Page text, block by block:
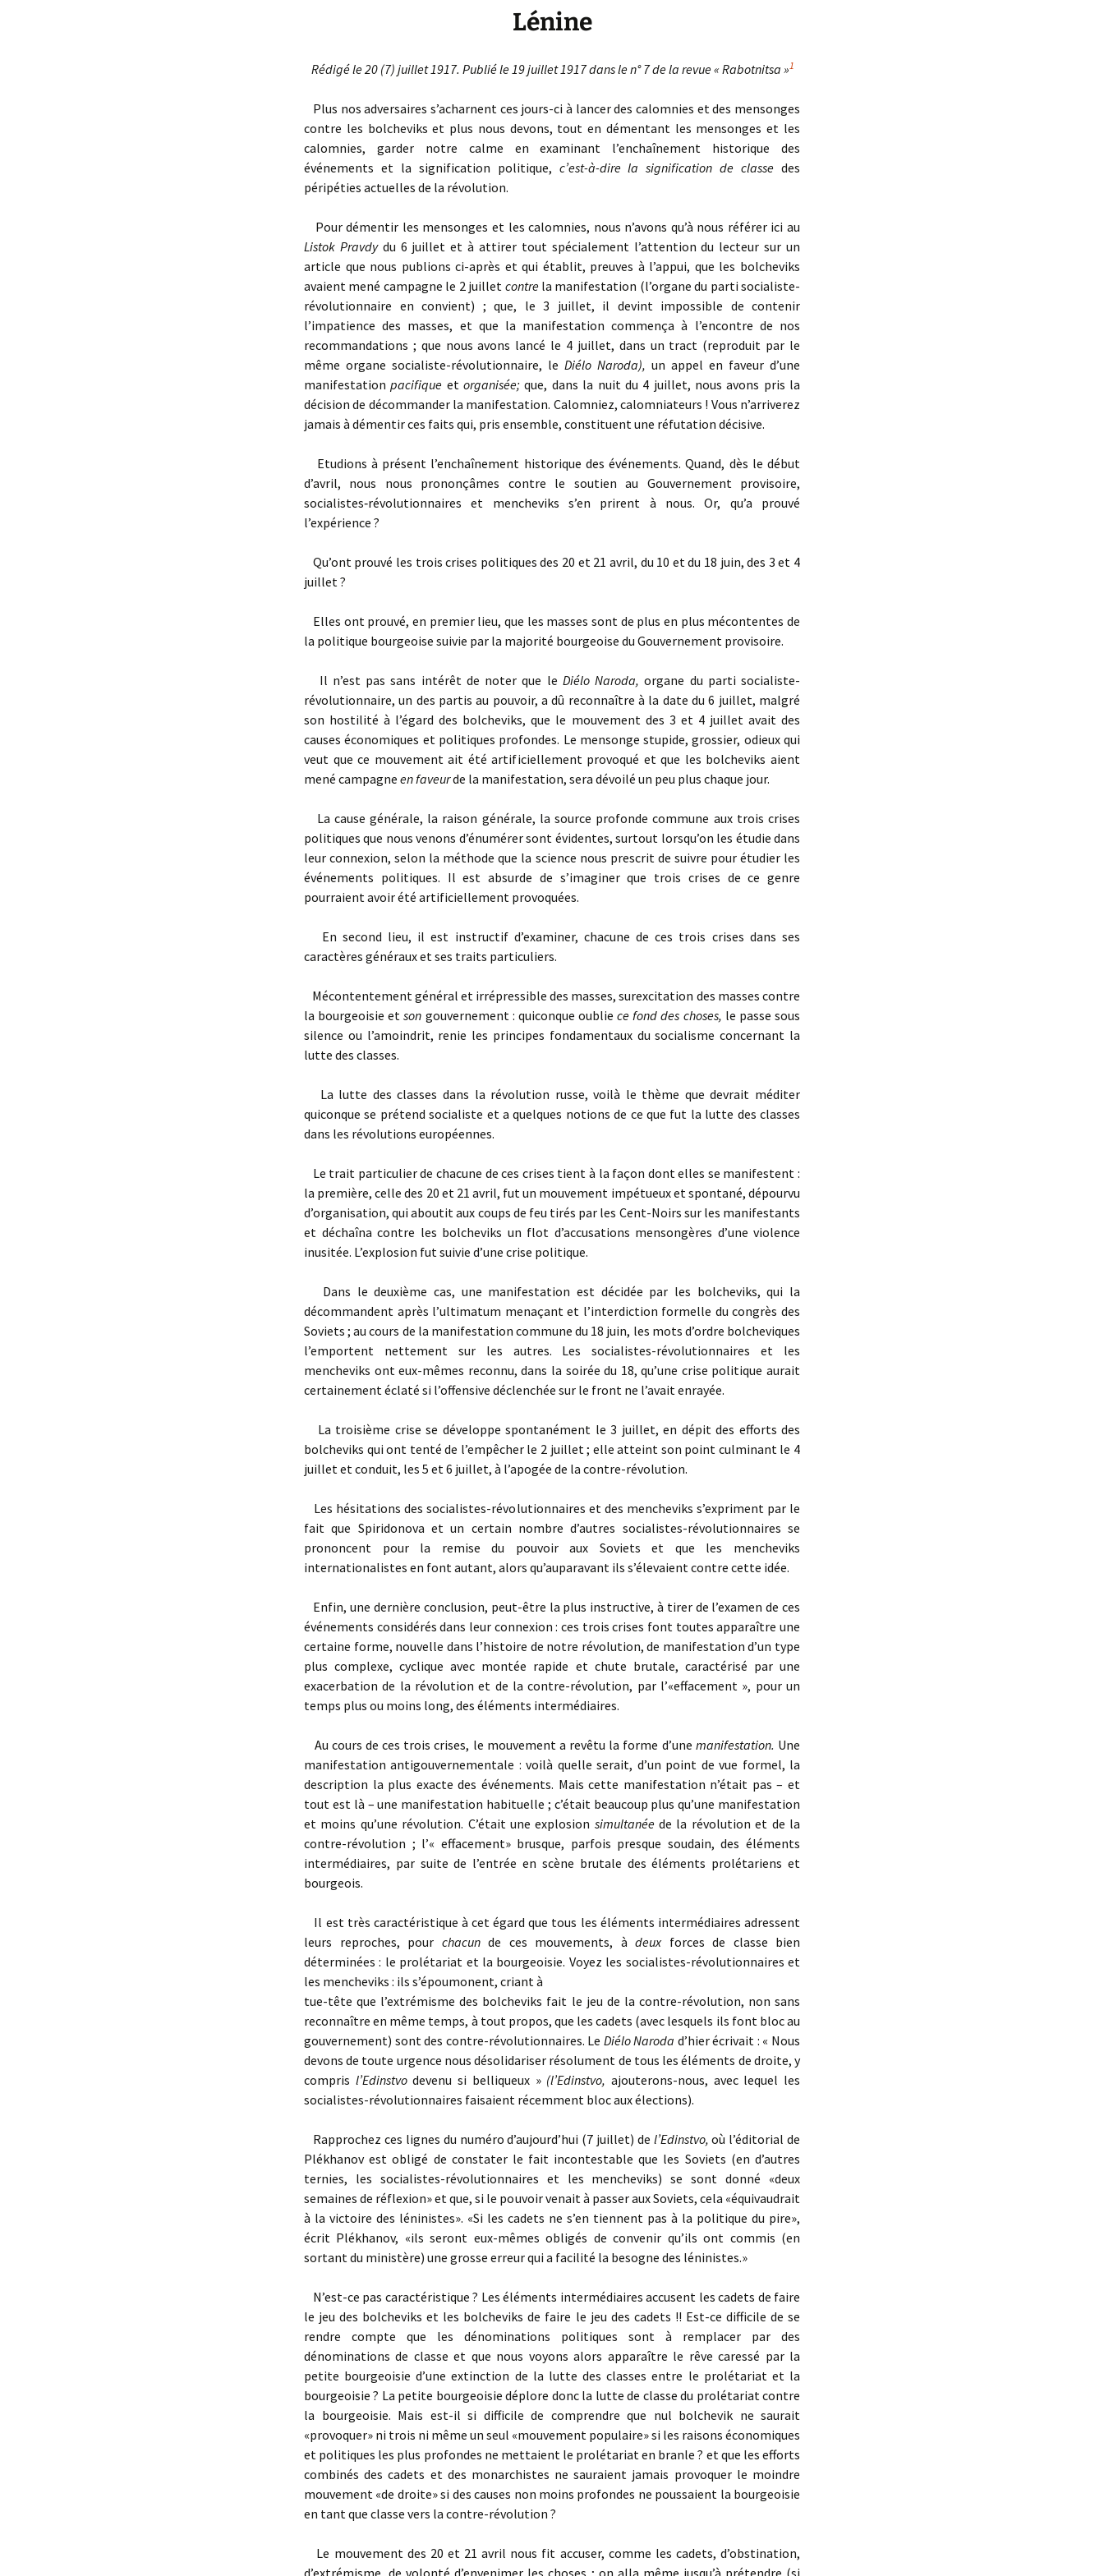
Lénine
Rédigé le 20 (7) juillet 1917. Publié le 19 juillet 1917 dans le n° 7 de la revue « Rabotnitsa »1
Plus nos adversaires s’acharnent ces jours-ci à lancer des calomnies et des mensonges
contre les bolcheviks et plus nous devons, tout en démentant les mensonges et les
calomnies, garder notre calme en examinant l’enchaînement historique des
événements et la signification politique, c’est-à-dire la signification de classe des
péripéties actuelles de la révolution.
Pour démentir les mensonges et les calomnies, nous n’avons qu’à nous référer ici au
Listok Pravdy du 6 juillet et à attirer tout spécialement l’attention du lecteur sur un
article que nous publions ci-après et qui établit, preuves à l’appui, que les bolcheviks
avaient mené campagne le 2 juillet contre la manifestation (l’organe du parti socialiste-
révolutionnaire en convient) ; que, le 3 juillet, il devint impossible de contenir
l’impatience des masses, et que la manifestation commença à l’encontre de nos
recommandations ; que nous avons lancé le 4 juillet, dans un tract (reproduit par le
même organe socialiste-révolutionnaire, le Diélo Naroda), un appel en faveur d’une
manifestationpacifique etorganisée;que, dans la nuit du 4 juillet, nous avons pris la
décision de décommander la manifestation. Calomniez, calomniateurs ! Vous n’arriverez
jamais à démentir ces faits qui, pris ensemble, constituent une réfutation décisive.
Etudions à présent l’enchaînement historique des événements. Quand, dès le début
d’avril, nous nous prononçâmes contre le soutien au Gouvernement provisoire,
socialistes‑révolutionnaires et mencheviks s’en prirent à nous. Or, qu’a prouvé
l’expérience ?
Qu’ont prouvé les trois crises politiques des 20 et 21 avril, du 10 et du 18 juin, des 3 et 4
juillet ?
Elles ont prouvé, en premier lieu, que les masses sont de plus en plus mécontentes de
la politique bourgeoise suivie par la majorité bourgeoise du Gouvernement provisoire.
Il n’est pas sans intérêt de noter que le Diélo Naroda,organe du parti socialiste-
révolutionnaire, un des partis au pouvoir, a dû reconnaître à la date du 6 juillet, malgré
son hostilité à l’égard des bolcheviks, que le mouvement des 3 et 4 juillet avait des
causes économiques et politiques profondes. Le mensonge stupide, grossier, odieux qui
veut que ce mouvement ait été artificiellement provoqué et que les bolcheviks aient
mené campagne en faveurde la manifestation, sera dévoilé un peu plus chaque jour.
La cause générale, la raison générale, la source profonde commune aux trois crises
politiques que nous venons d’énumérer sont évidentes, surtout lorsqu’on les étudie dans
leur connexion, selon la méthode que la science nous prescrit de suivre pour étudier les
événements politiques. Il est absurde de s’imaginer que trois crises de ce genre
pourraient avoir été artificiellement provoquées.
En second lieu, il est instructif d’examiner, chacune de ces trois crises dans ses
caractères généraux et ses traits particuliers.
Mécontentement général et irrépressible des masses, surexcitation des masses contre
la bourgeoisie etson gouvernement : quiconque oubliece fond des choses, le passe sous
silence ou l’amoindrit, renie les principes fondamentaux du socialisme concernant la
lutte des classes.
La lutte des classes dans la révolution russe, voilà le thème que devrait méditer
quiconque se prétend socialiste et a quelques notions de ce que fut la lutte des classes
dans les révolutions européennes.
Le trait particulier de chacune de ces crises tient à la façon dont elles se manifestent :
la première, celle des 20 et 21 avril, fut un mouvement impétueux et spontané, dépourvu
d’organisation, qui aboutit aux coups de feu tirés par les Cent-Noirs sur les manifestants
et déchaîna contre les bolcheviks un flot d’accusations mensongères d’une violence
inusitée. L’explosion fut suivie d’une crise politique.
Dans le deuxième cas, une manifestation est décidée par les bolcheviks, qui la
décommandent après l’ultimatum menaçant et l’interdiction formelle du congrès des
Soviets ; au cours de la manifestation commune du 18 juin, les mots d’ordre bolcheviques
l’emportent nettement sur les autres. Les socialistes-révolutionnaires et les
mencheviks ont eux-mêmes reconnu, dans la soirée du 18, qu’une crise politique aurait
certainement éclaté si l’offensive déclenchée sur le front ne l’avait enrayée.
La troisième crise se développe spontanément le 3 juillet, en dépit des efforts des
bolcheviks qui ont tenté de l’empêcher le 2 juillet ; elle atteint son point culminant le 4
juillet et conduit, les 5 et 6 juillet, à l’apogée de la contre-révolution.
Les hésitations des socialistes-révolutionnaires et des mencheviks s’expriment par le
fait que Spiridonova et un certain nombre d’autres socialistes-révolutionnaires se
prononcent pour la remise du pouvoir aux Soviets et que les mencheviks
internationalistes en font autant, alors qu’auparavant ils s’élevaient contre cette idée.
Enfin, une dernière conclusion, peut-être la plus instructive, à tirer de l’examen de ces
événements considérés dans leur connexion : ces trois crises font toutes apparaître une
certaine forme, nouvelle dans l’histoire de notre révolution, de manifestation d’un type
plus complexe, cyclique avec montée rapide et chute brutale, caractérisé par une
exacerbation de la révolution et de la contre-révolution, par l’«effacement », pour un
temps plus ou moins long, des éléments intermédiaires.
Au cours de ces trois crises, le mouvement a revêtu la forme d’une manifestation. Une
manifestation anti­gouvernementale : voilà quelle serait, d’un point de vue formel, la
description la plus exacte des événements. Mais cette manifestation n’était pas – et
tout est là – une manifestation habituelle ; c’était beaucoup plus qu’une manifestation
et moins qu’une révolution. C’était une explosion simultanéede la révolution et de la
contre-révolution ; l’« effacement» brusque, parfois presque soudain, des éléments
intermédiaires, par suite de l’entrée en scène brutale des éléments prolétariens et
bourgeois.
Il est très caractéristique à cet égard que tous les éléments intermédiaires adressent
leurs reproches, pour chacunde ces mouvements, à deuxforces de classe bien
déterminées : le prolétariat et la bourgeoisie. Voyez les socialistes-révolutionnaires et
les mencheviks : ils s’époumonent, criant à
tue-tête que l’extrémisme des bolcheviks fait le jeu de la contre-révolution, non sans
reconnaître en même temps, à tout propos, que les cadets (avec lesquels ils font bloc au
gouvernement) sont des contre-révolutionnaires. Le Diélo Naroda d’hier écrivait : « Nous
devons de toute urgence nous désolidariser résolument de tous les éléments de droite, y
compris l’Edinstvodevenu si belliqueux » (l’Edinstvo, ajouterons-nous, avec lequel les
socialistes-révolutionnaires faisaient récemment bloc aux élections).
Rapprochez ces lignes du numéro d’aujourd’hui (7 juillet) de l’Edinstvo,où l’éditorial de
Plékhanov est obligé de constater le fait incontestable que les Soviets (en d’autres
ternies, les socialistes-révolutionnaires et les mencheviks) se sont donné «deux
semaines de réflexion» et que, si le pouvoir venait à passer aux Soviets, cela «équivaudrait
à la victoire des léninistes». «Si les cadets ne s’en tiennent pas à la politique du pire»,
écrit Plékhanov, «ils seront eux-mêmes obligés de convenir qu’ils ont commis (en
sortant du ministère) une grosse erreur qui a facilité la besogne des léninistes.»
N’est-ce pas caractéristique ? Les éléments intermédiaires accusent les cadets de faire
le jeu des bolcheviks et les bolcheviks de faire le jeu des cadets !! Est-ce difficile de se
rendre compte que les dénominations politiques sont à remplacer par des
dénominations de classe et que nous voyons alors apparaître le rêve caressé par la
petite bourgeoisie d’une extinction de la lutte des classes entre le prolétariat et la
bourgeoisie ? La petite bourgeoisie déplore donc la lutte de classe du prolétariat contre
la bourgeoisie. Mais est-il si difficile de comprendre que nul bolchevik ne saurait
«provoquer» ni trois ni même un seul «mouvement populaire» si les raisons économiques
et politiques les plus profondes ne mettaient le prolétariat en branle ? et que les efforts
combinés des cadets et des monarchistes ne sauraient jamais provoquer le moindre
mouvement «de droite» si des causes non moins profondes ne poussaient la bourgeoisie
en tant que classe vers la contre-révolution ?
Le mouvement des 20 et 21 avril nous fit accuser, comme les cadets, d’obstination,
d’extrémisme, de volonté d’envenimer les choses ; on alla même jusqu’à prétendre (si